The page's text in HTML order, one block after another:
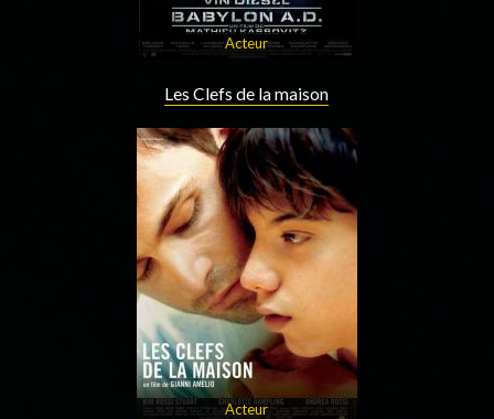
Acteur
Les Clefs de la maison
Acteur